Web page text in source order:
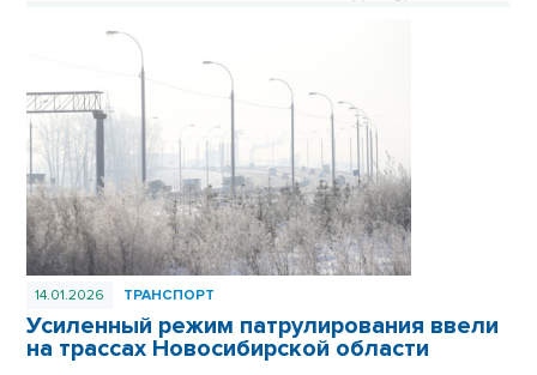
конце месяца, самым теплым днем станет суббота 31 января.
14.01.2026 ТРАНСПОРТ
Усиленный режим патрулирования ввели
на трассах Новосибирской области